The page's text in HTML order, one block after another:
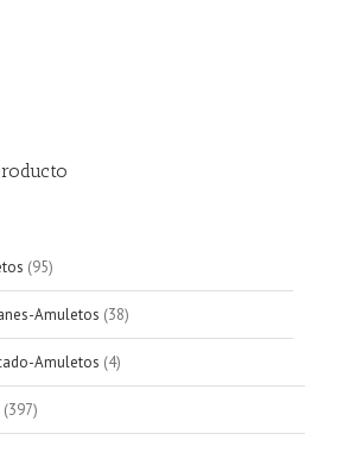
(95)
Amuletos (38)
Amuletos (4)
(397)